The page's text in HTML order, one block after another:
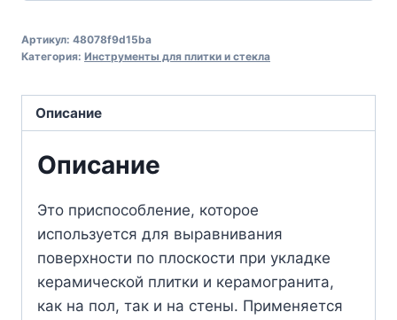
Артикул: 48078f9d15ba
Категория: Инструменты для плитки и стекла
Описание
Описание
Это приспособление, которое
используется для выравнивания
поверхности по плоскости при укладке
керамической плитки и керамогранита,
как на пол, так и на стены. Применяется